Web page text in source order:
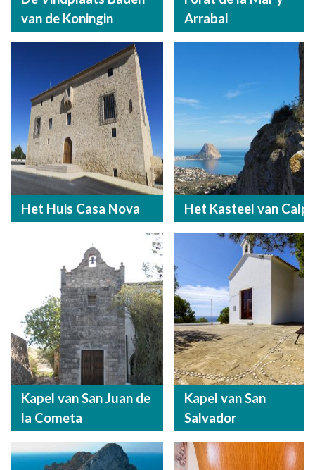
van de Koningin
Arrabal
Het Huis Casa Nova Het Kasteel van Calp
Kapel van San Juan de
la Cometa
Kapel van San
Salvador